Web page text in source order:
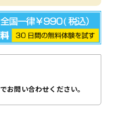
問い合わせください。